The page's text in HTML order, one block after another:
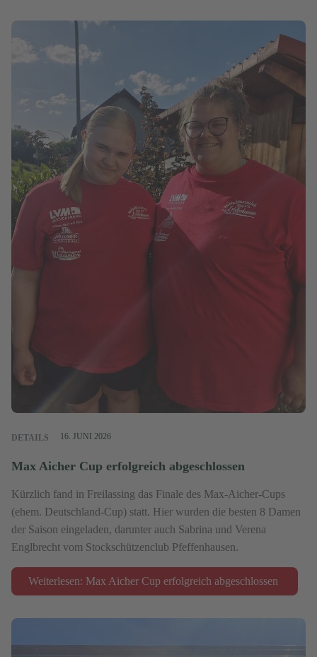
DETAILS 16. JUNI 2026
Max Aicher Cup erfolgreich abgeschlossen
Kürzlich fand in Freilassing das Finale des Max-Aicher-Cups
(ehem. Deutschland-Cup) statt. Hier wurden die besten 8 Damen
der Saison eingeladen, darunter auch Sabrina und Verena
Englbrecht vom Stockschützenclub Pfeffenhausen.
Weiterlesen: Max Aicher Cup erfolgreich abgeschlossen